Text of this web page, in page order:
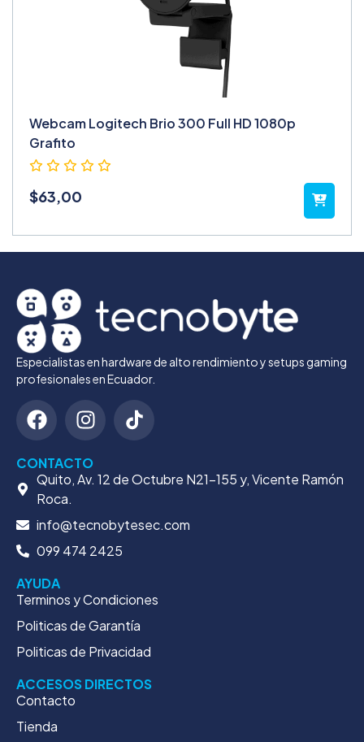
Webcam Logitech Brio 300 Full HD 1080p
Grafito
$63,00
Especialistas en hardware de alto rendimiento y setups gaming
profesionales en Ecuador.
CONTACTO
Quito, Av. 12 de Octubre N21-155 y, Vicente Ramón
Roca.
info@tecnobytesec.com
099 474 2425
AYUDA
Terminos y Condiciones
Politicas de Garantía
Politicas de Privacidad
ACCESOS DIRECTOS
Contacto
Tienda